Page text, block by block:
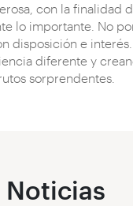
con la finalidad
lo importante. No
disposición e
diferente y
sorprendentes.
Noticias